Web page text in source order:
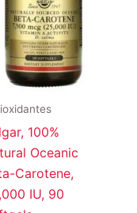
100%
Oceanic
Carotene,
IU, 90